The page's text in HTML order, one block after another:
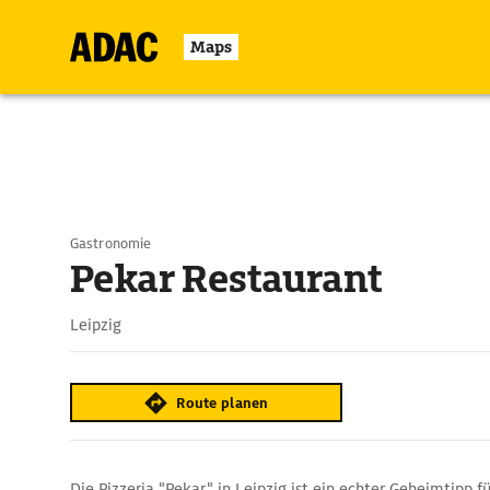
Maps
Gastronomie
Pekar Restaurant
Leipzig
Route planen